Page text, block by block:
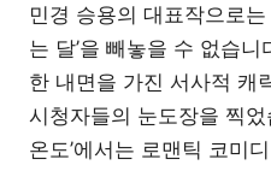
민경 승용의 대표작으로
는 달’을 빼놓을 수 없습
한 내면을 가진 서사적 캐
시청자들의 눈도장을 찍
온도’에서는 로맨틱 코미